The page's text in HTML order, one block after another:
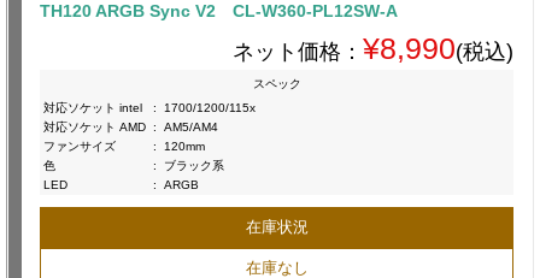
TH120 ARGB Sync V2 CL-W360-PL12SW-A
ネット価格： ¥8,990(税込)
スペック
対応ソケット intel
:
1700/1200/115x
対応ソケット AMD :
AM5/AM4
ファンサイズ
:
120mm
色
:
ブラック系
LED
: ARGB
在庫状況
在庫なし